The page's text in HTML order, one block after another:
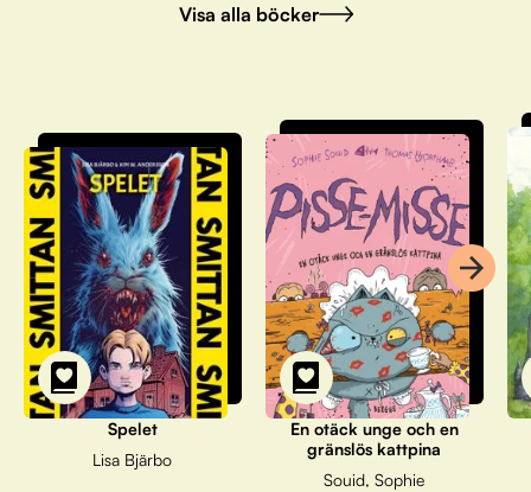
Visa alla böcker
Spelet
Lisa Bjärbo
En otäck unge och en
gränslös kattpina
Souid, Sophie